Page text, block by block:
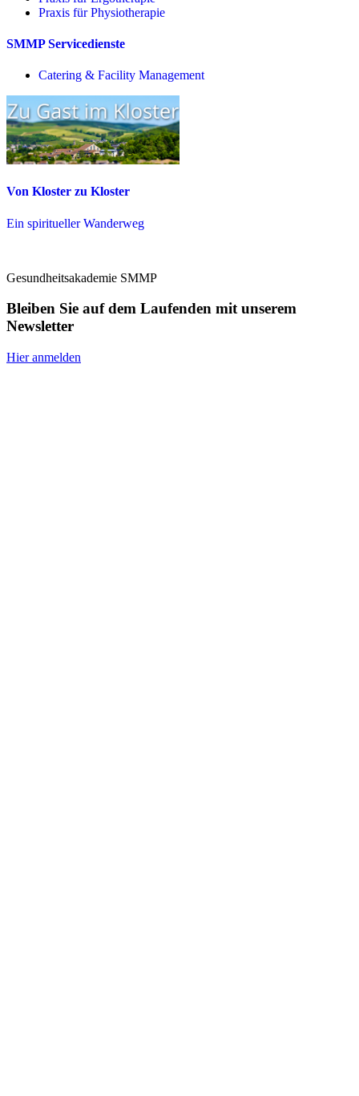
Praxis für Physio­therapie
SMMP Servicedienste
Catering & Facility Management
Von Kloster zu Kloster
Ein spiritueller Wanderweg
Gesundheitsakademie SMMP
Bleiben Sie auf dem Laufenden mit unserem
Newsletter
Hier anmelden